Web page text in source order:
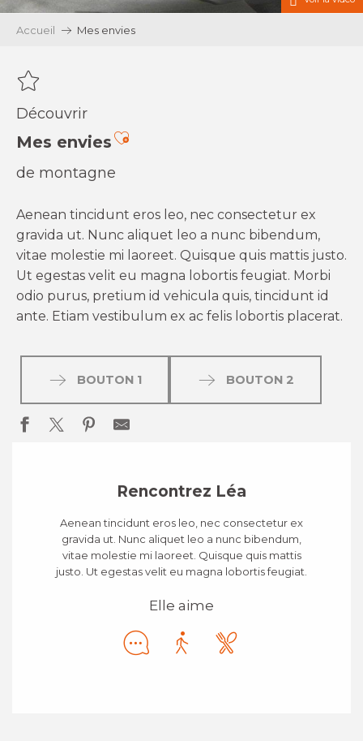
Accueil Mes envies
Découvrir
Mes enviesAjouter aux favoris
de montagne
Aenean tincidunt eros leo, nec consectetur ex
gravida ut. Nunc aliquet leo a nunc bibendum,
vitae molestie mi laoreet. Quisque quis mattis justo.
Ut egestas velit eu magna lobortis feugiat. Morbi
odio purus, pretium id vehicula quis, tincidunt id
ante. Etiam vestibulum ex ac felis lobortis placerat.
BOUTON 1 BOUTON 2
Rencontrez Léa
Aenean tincidunt eros leo, nec consectetur ex
gravida ut. Nunc aliquet leo a nunc bibendum,
vitae molestie mi laoreet. Quisque quis mattis
justo. Ut egestas velit eu magna lobortis feugiat.
Elle aime